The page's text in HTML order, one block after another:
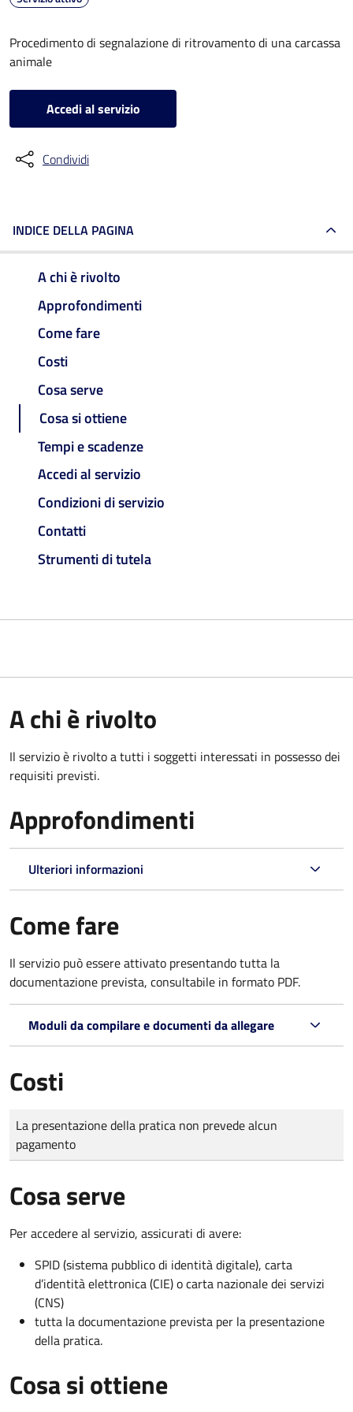
Procedimento di segnalazione di ritrovamento di una carcassa
animale
Accedi al servizio
Condividi
INDICE DELLA PAGINA
A chi è rivolto
Approfondimenti
Come fare
Costi
Cosa serve
Cosa si ottiene
Tempi e scadenze
Accedi al servizio
Condizioni di servizio
Contatti
Strumenti di tutela
A chi è rivolto
Il servizio è rivolto a tutti i soggetti interessati in possesso dei
requisiti previsti.
Approfondimenti
Ulteriori informazioni
Come fare
Il servizio può essere attivato presentando tutta la
documentazione prevista, consultabile in formato PDF.
Moduli da compilare e documenti da allegare
Costi
Tipo di pagamento
Importo
La presentazione della pratica non prevede alcun
pagamento
Cosa serve
Per accedere al servizio, assicurati di avere:
SPID (sistema pubblico di identità digitale), carta
d’identità elettronica (CIE) o carta nazionale dei servizi
(CNS)
tutta la documentazione prevista per la presentazione
della pratica.
Cosa si ottiene